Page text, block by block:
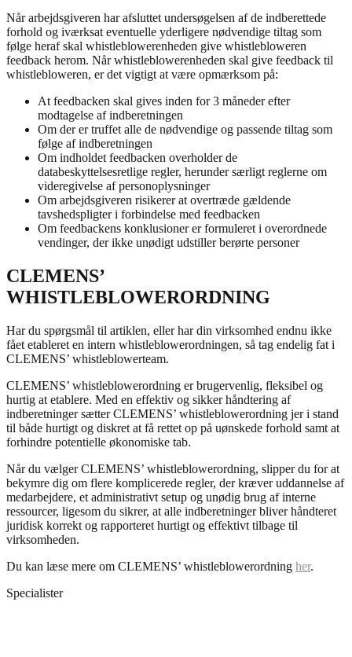
Når arbejdsgiveren har afsluttet undersøgelsen af de indberettede
forhold og iværksat eventuelle yderligere nødvendige tiltag som
følge heraf skal whistleblowerenheden give whistlebloweren
feedback herom. Når whistleblowerenheden skal give feedback til
whistlebloweren, er det vigtigt at være opmærksom på:
At feedbacken skal gives inden for 3 måneder efter
modtagelse af indberetningen
Om der er truffet alle de nødvendige og passende tiltag som
følge af indberetningen
Om indholdet feedbacken overholder de
databeskyttelsesretlige regler, herunder særligt reglerne om
videregivelse af personoplysninger
Om arbejdsgiveren risikerer at overtræde gældende
tavshedspligter i forbindelse med feedbacken
Om feedbackens konklusioner er formuleret i overordnede
vendinger, der ikke unødigt udstiller berørte personer
CLEMENS’
WHISTLEBLOWERORDNING
Har du spørgsmål til artiklen, eller har din virksomhed endnu ikke
fået etableret en intern whistleblowerordningen, så tag endelig fat i
CLEMENS’ whistleblowerteam.
CLEMENS’ whistleblowerordning er brugervenlig, fleksibel og
hurtig at etablere. Med en effektiv og sikker håndtering af
indberetninger sætter CLEMENS’ whistleblowerordning jer i stand
til både hurtigt og diskret at få rettet op på uønskede forhold samt at
forhindre potentielle økonomiske tab.
Når du vælger CLEMENS’ whistleblowerordning, slipper du for at
bekymre dig om flere komplicerede regler, der kræver uddannelse af
medarbejdere, et administrativt setup og unødig brug af interne
ressourcer, ligesom du sikrer, at alle indberetninger bliver håndteret
juridisk korrekt og rapporteret hurtigt og effektivt tilbage til
virksomheden.
Du kan læse mere om CLEMENS’ whistleblowerordning her.
Specialister